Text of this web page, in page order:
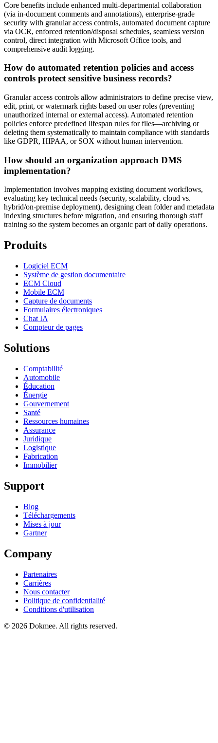
Core benefits include enhanced multi-departmental collaboration
(via in-document comments and annotations), enterprise-grade
security with granular access controls, automated document capture
via OCR, enforced retention/disposal schedules, seamless version
control, direct integration with Microsoft Office tools, and
comprehensive audit logging.
How do automated retention policies and access
controls protect sensitive business records?
Granular access controls allow administrators to define precise view,
edit, print, or watermark rights based on user roles (preventing
unauthorized internal or external access). Automated retention
policies enforce predefined lifespan rules for files—archiving or
deleting them systematically to maintain compliance with standards
like GDPR, HIPAA, or SOX without human intervention.
How should an organization approach DMS
implementation?
Implementation involves mapping existing document workflows,
evaluating key technical needs (security, scalability, cloud vs.
hybrid/on-premise deployment), designing clean folder and metadata
indexing structures before migration, and ensuring thorough staff
training so the system becomes an organic part of daily operations.
Produits
Logiciel ECM
Système de gestion documentaire
ECM Cloud
Mobile ECM
Capture de documents
Formulaires électroniques
Chat IA
Compteur de pages
Solutions
Comptabilité
Automobile
Éducation
Énergie
Gouvernement
Santé
Ressources humaines
Assurance
Juridique
Logistique
Fabrication
Immobilier
Support
Blog
Téléchargements
Mises à jour
Gartner
Company
Partenaires
Carrières
Nous contacter
Politique de confidentialité
Conditions d'utilisation
© 2026 Dokmee. All rights reserved.